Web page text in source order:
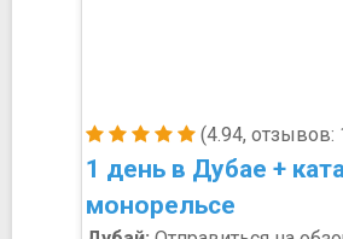
(4.94, отзывов:
1 день в Дубае +
монорельсе